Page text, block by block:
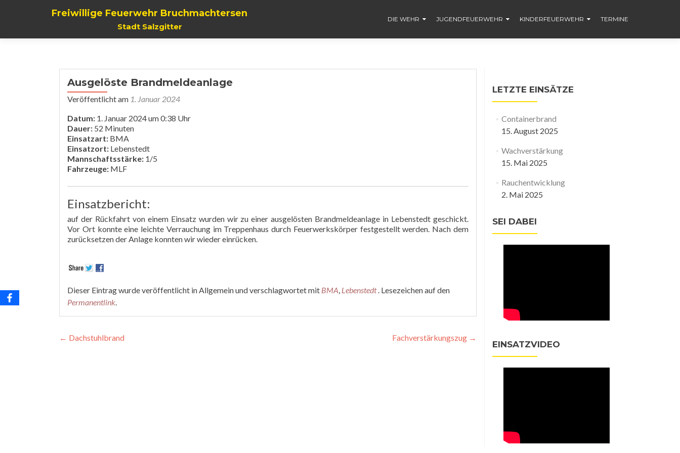
Freiwillige Feuerwehr Bruchmachtersen
Stadt Salzgitter
DIE WEHR JUGENDFEUERWEHR KINDERFEUERWEHR TERMINE
Ausgelöste Brandmeldeanlage
Veröffentlicht am 1. Januar 2024
Datum: 1. Januar 2024 um 0:38 Uhr
Dauer: 52 Minuten
Einsatzart: BMA
Einsatzort: Lebenstedt
Mannschaftsstärke: 1/5
Fahrzeuge: MLF
Einsatzbericht:
auf der Rückfahrt von einem Einsatz wurden wir zu einer ausgelösten Brandmeldeanlage in Lebenstedt geschickt.
Vor Ort konnte eine leichte Verrauchung im Treppenhaus durch Feuerwerkskörper festgestellt werden. Nach dem
zurücksetzen der Anlage konnten wir wieder einrücken.
Dieser Eintrag wurde veröffentlicht in Allgemein und verschlagwortet mit BMA, Lebenstedt. Lesezeichen auf den
Permanentlink.
Beitragsnavigation
← Dachstuhlbrand Fachverstärkungszug →
LETZTE EINSÄTZE
Containerbrand
15. August 2025
Wachverstärkung
15. Mai 2025
Rauchentwicklung
2. Mai 2025
SEI DABEI
EINSATZVIDEO